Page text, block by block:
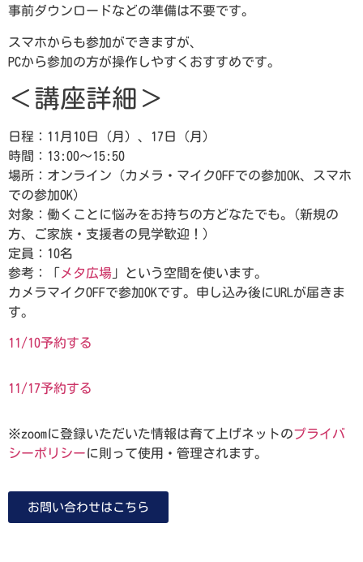
事前ダウンロードなどの準備は不要です。
スマホからも参加ができますが、
PCから参加の方が操作しやすくおすすめです。
＜講座詳細＞
日程：11月10日（月）、17日（月）
時間：13:00～15:50
場所：オンライン（カメラ・マイクOFFでの参加OK、スマホ
での参加OK）
対象：働くことに悩みをお持ちの方どなたでも。(新規の
方、ご家族・支援者の見学歓迎！）
定員：10名
参考：「
メタ広場 」という空間を使います。
カメラマイクOFFで参加OKです。申し込み後にURLが届きま
す。
11/10予約する
11/17予約する
※zoomに登録いただいた情報は育て上げネットのプライバ
シーポリシーに則って使用・管理されます。
お問い合わせはこちら